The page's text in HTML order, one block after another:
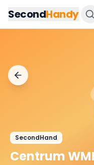
SecondHandy
SecondHand
Centrum